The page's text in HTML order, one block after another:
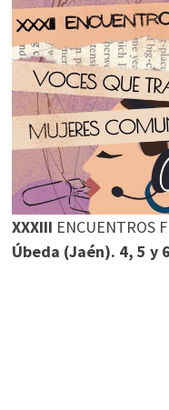
XXXIII ENCUENTROS
Úbeda (Jaén). 4, 5 y